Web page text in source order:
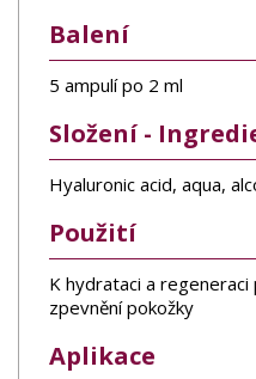
Balení
5 ampulí po 2 ml
Složení -
Hyaluronic acid, aqua,
Použití
K hydrataci a
zpevnění pokožky
Aplikace